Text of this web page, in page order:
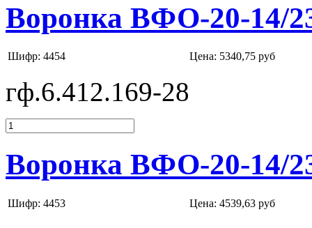
Воронка ВФО-20-14/
Шифр: 4454 Цена: 5340,75 руб
гф.6.412.169-28
Воронка ВФО-20-14/
Шифр: 4453 Цена: 4539,63 руб